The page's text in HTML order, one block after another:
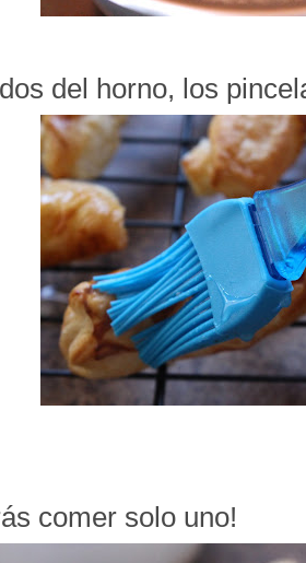
del horno, los
comer solo uno!